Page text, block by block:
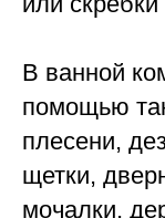
В ванной
помощью
плесени,
щетки,
мочалки,